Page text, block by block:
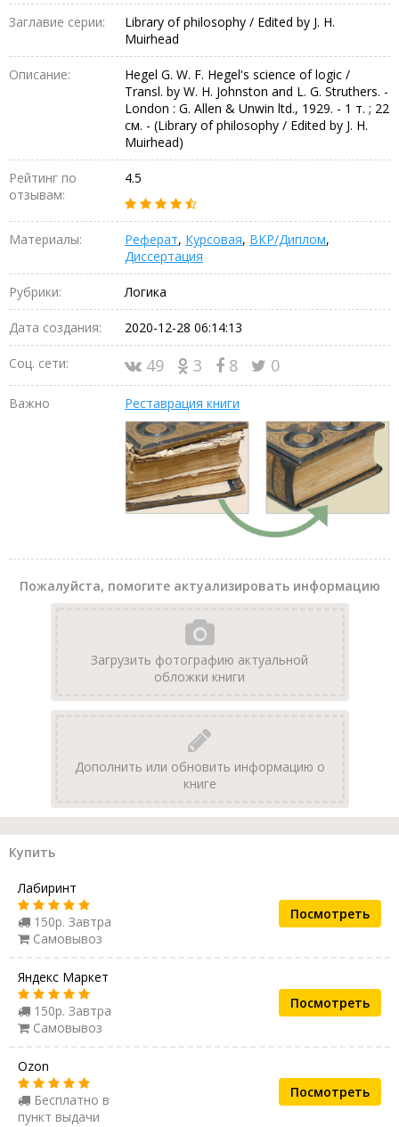
Заглавие серии:
Library of philosophy / Edited by J. H.
Muirhead
Описание:
Hegel G. W. F. Hegel's science of logic /
Transl. by W. H. Johnston and L. G. Struthers. -
London : G. Allen & Unwin ltd., 1929. - 1 т. ; 22
см. - (Library of philosophy / Edited by J. H.
Muirhead)
Рейтинг по
отзывам:
4.5
Материалы: Реферат, Курсовая, ВКР/Диплом,
Диссертация
Рубрики: Логика
Дата создания: 2020-12-28 06:14:13
Соц. сети: 49 3 8 0
Важно Реставрация книги
Пожалуйста, помогите актуализировать информацию
Загрузить фотографию актуальной
обложки книги
Дополнить или обновить информацию о
книге
Купить
Лабиринт
150р. Завтра
Самовывоз
Посмотреть
Яндекс Маркет
150р. Завтра
Самовывоз
Посмотреть
Ozon
Бесплатно в
пункт выдачи
Посмотреть